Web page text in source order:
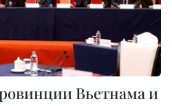
Вьетнама и